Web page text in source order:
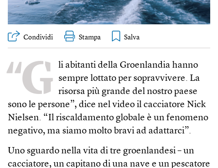
Condividi Stampa
“G li abitanti della Groenlandia hanno
sempre lottato per sopravvivere. La
risorsa più grande del nostro paese
sono le persone”, dice nel video il cacciatore Nick
Nielsen. “Il riscaldamento globale è un fenomeno
negativo, ma siamo molto bravi ad adattarci”.
Uno sguardo nella vita di tre groenlandesi – un
cacciatore, un capitano di una nave e un pescatore